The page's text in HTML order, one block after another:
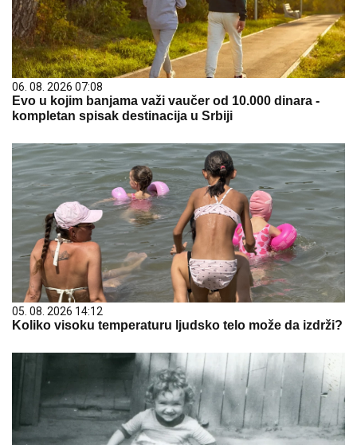
06. 08. 2026 07:08
Evo u kojim banjama važi vaučer od 10.000 dinara -
kompletan spisak destinacija u Srbiji
05. 08. 2026 14:12
Koliko visoku temperaturu ljudsko telo može da izdrži?